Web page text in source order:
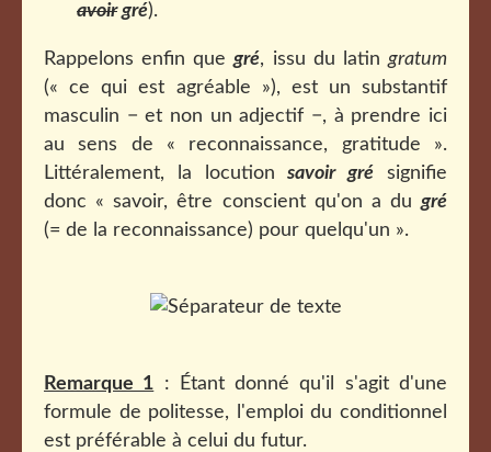
avoirgré).
Rappelons enfin quegré, issu du latingratum
(« ce qui est agréable »), est un substantif
masculin − et non un adjectif −, à prendre ici
au sens de « reconnaissance, gratitude ».
Littéralement, la locutionsavoir gré signifie
donc « savoir, être conscient qu'on a dugré
(= de la reconnaissance) pour quelqu'un ».
Remarque 1 : Étant donné qu'il s'agit d'une
formule de politesse, l'emploi du conditionnel
est préférable à celui du futur.